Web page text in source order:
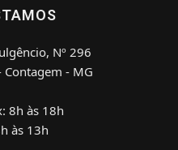
Nº 296
- MG
8h às 18h
às 13h